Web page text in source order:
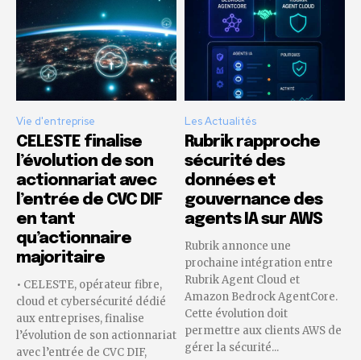
Vie d'entreprise
CELESTE finalise
l’évolution de son
actionnariat avec
l’entrée de CVC DIF
en tant
qu’actionnaire
majoritaire
• CELESTE, opérateur fibre,
cloud et cybersécurité dédié
aux entreprises, finalise
l’évolution de son actionnariat
avec l’entrée de CVC DIF,
Les Actualités
Rubrik rapproche
sécurité des
données et
gouvernance des
agents IA sur AWS
Rubrik annonce une
prochaine intégration entre
Rubrik Agent Cloud et
Amazon Bedrock AgentCore.
Cette évolution doit
permettre aux clients AWS de
gérer la sécurité...